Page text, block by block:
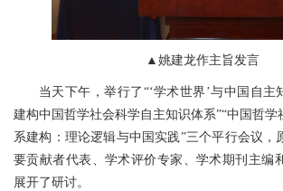
▲姚建龙作主旨发言
当天下午，举行了“‘学术世界’与中国自主
建构中国哲学社会科学自主知识体系”“中国哲
系建构：理论逻辑与中国实践”三个平行会议，
要贡献者代表、学术评价专家、学术期刊主编
展开了研讨。